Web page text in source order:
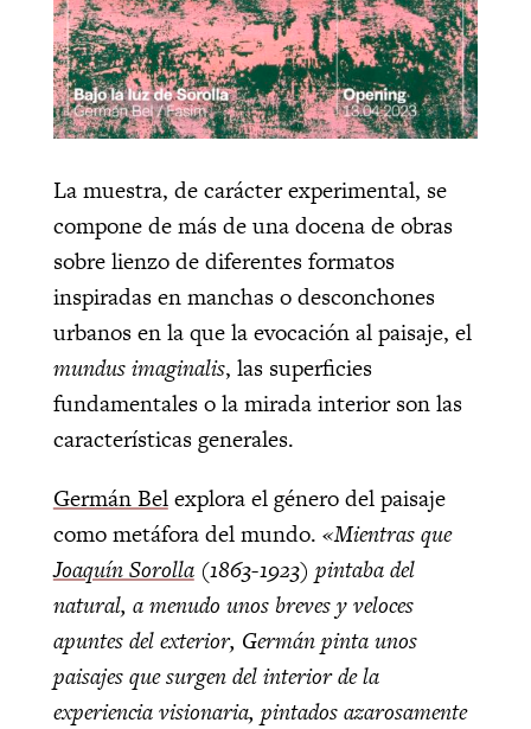
La muestra, de carácter experimental, se
compone de más de una docena de obras
sobre lienzo de diferentes formatos
inspiradas en manchas o desconchones
urbanos en la que la evocación al paisaje, el
mundus imaginalis, las superficies
fundamentales o la mirada interior son las
características generales.
Germán Belexplora el género del paisaje
como metáfora del mundo. «Mientras que
Joaquín Sorolla(1863-1923) pintaba del
natural, a menudo unos breves y veloces
apuntes del exterior, Germán pinta unos
paisajes que surgen del interior de la
experiencia visionaria, pintados azarosamente